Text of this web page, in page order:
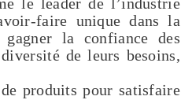
faire unique dans la
la confiance des
de leurs besoins,
produits pour satisfaire